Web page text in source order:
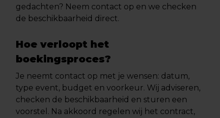
gedachten? Neem contact op en we checken
de beschikbaarheid direct.
Hoe verloopt het
boekingsproces?
Je neemt contact op met je wensen: datum,
type event, budget en voorkeur. Wij adviseren,
checken de beschikbaarheid en sturen een
voorstel. Na akkoord regelen wij het contract,